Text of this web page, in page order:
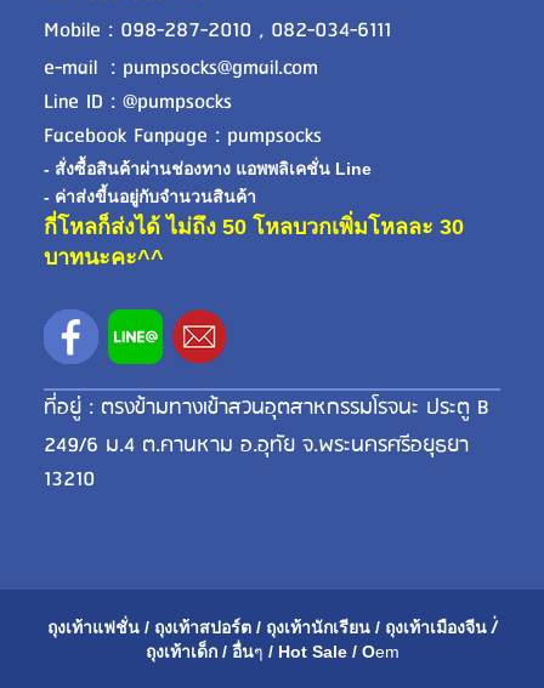
Mobile : 098-287-2010 , 082-034-6111
e-mail : pumpsocks@gmail.com
Line ID : @pumpsocks
Facebook Fanpage : pumpsocks
- สั่งซื้อสินค้าผ่านช่องทาง แอพพลิเคชั่น Line
- ค่าส่งขี้นอยู่กับจำนวนสินค้า
กี่โหลก็ส่งได้ ไม่ถึง 50 โหลบวกเพิ่มโหลละ 30
บาทนะคะ^^
ที่อยู่ : ตรงข้ามทางเข้าสวนอุตสาหกรรมโรจนะ ประตู B
249/6 ม.4 ต.คานหาม อ.อุทัย จ.พระนครศรีอยุธยา
13210
ถุงเท้าแฟชั่น / ถุงเท้าสปอร์ต / ถุงเท้านักเรียน / ถุงเท้าเมืองจีน /่
ถุงเท้าเด็ก / อื่นๆ / Hot Sale / Oem